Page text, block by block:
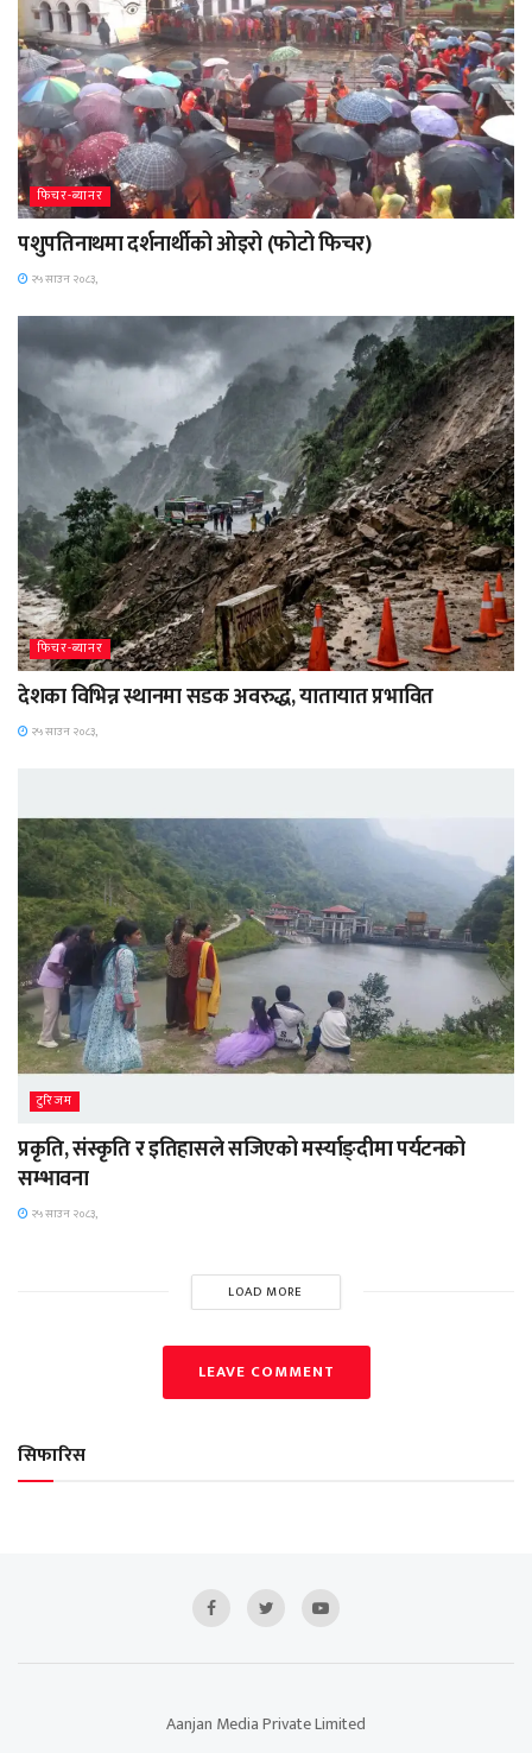
फिचर-ब्यानर
पशुपतिनाथमा दर्शनार्थीको ओइरो (फोटो फिचर)
२५ साउन २०८३,
फिचर-ब्यानर
देशका विभिन्न स्थानमा सडक अवरुद्ध, यातायात प्रभावित
२५ साउन २०८३,
टुरिजम
प्रकृति, संस्कृति र इतिहासले सजिएको मर्स्याङ्दीमा पर्यटनको
सम्भावना
२५ साउन २०८३,
LOAD MORE
LEAVE COMMENT
सिफारिस
Aanjan Media Private Limited